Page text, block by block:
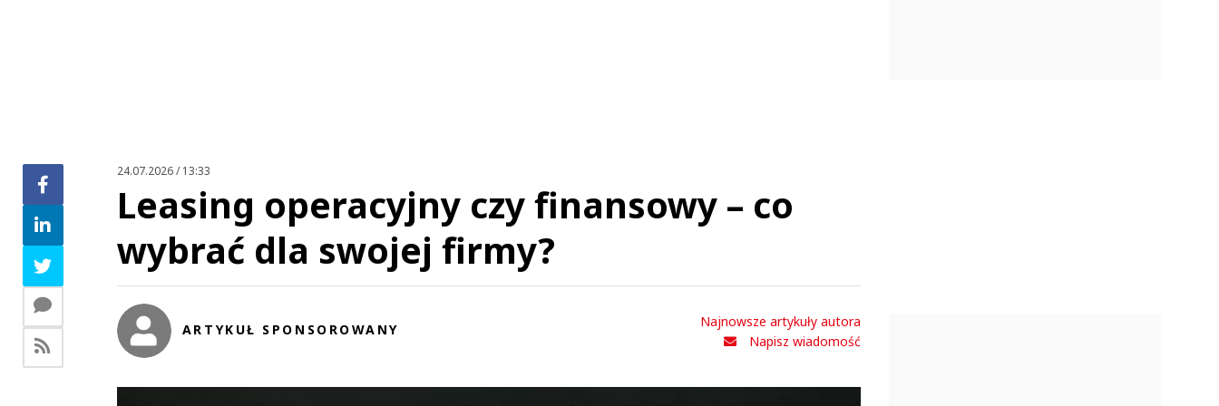
24.07.2026 / 13:33
Leasing operacyjny czy finansowy – co
wybrać dla swojej firmy?
ARTYKUŁ SPONSOROWANY
Najnowsze artykuły autora
Napisz wiadomość